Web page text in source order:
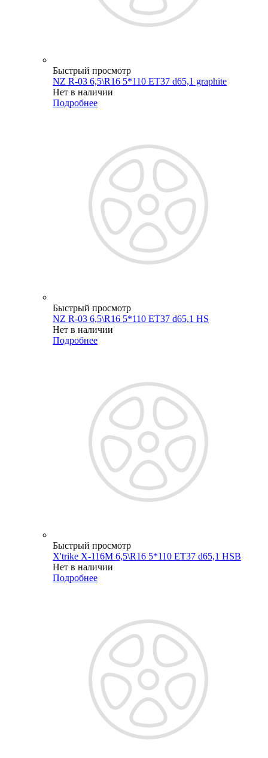
Быстрый просмотр
NZ R-03 6,5\R16 5*110 ET37 d65,1 graphite
Нет в наличии
Подробнее
Быстрый просмотр
NZ R-03 6,5\R16 5*110 ET37 d65,1 HS
Нет в наличии
Подробнее
Быстрый просмотр
X'trike X-116М 6,5\R16 5*110 ET37 d65,1 HSB
Нет в наличии
Подробнее